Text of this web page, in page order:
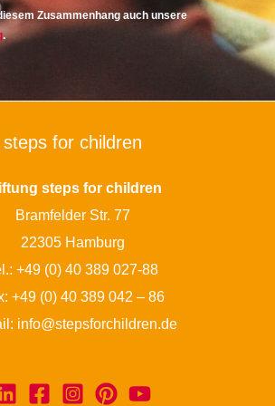
Zusammenhang auch unsere
.
steps for children
steps for children
Bramfelder Str. 77
22305 Hamburg
+49 (0) 40 389 027-88
+49 (0) 40 389 042 – 86
info@stepsforchildren.de